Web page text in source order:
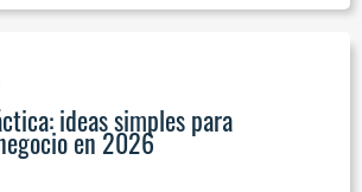
ideas simples para
en 2026